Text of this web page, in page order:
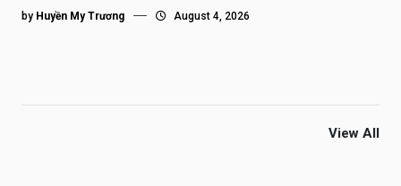
by Huyền My Trương August 4, 2026
View All